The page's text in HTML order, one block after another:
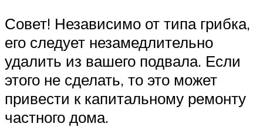
Совет! Независимо от типа грибка,
его следует незамедлительно
удалить из вашего подвала. Если
этого не сделать, то это может
привести к капитальному ремонту
частного дома.